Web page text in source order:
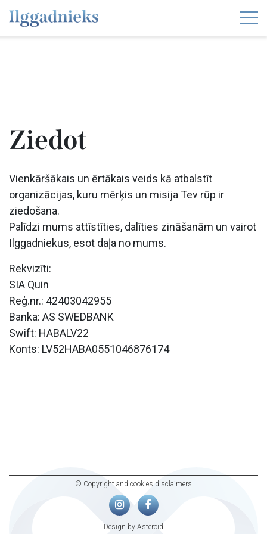
Ziedot
Vienkāršākais un ērtākais veids kā atbalstīt
organizācijas, kuru mērķis un misija Tev rūp ir
ziedošana.
Palīdzi mums attīstīties, dalīties zināšanām un vairot
Ilggadniekus, esot daļa no mums.
Rekvizīti:
SIA Quin
Reģ.nr.: 42403042955
Banka: AS SWEDBANK
Swift: HABALV22
Konts: LV52HABA0551046876174
© Copyright and cookies disclaimers
Design by Asteroid